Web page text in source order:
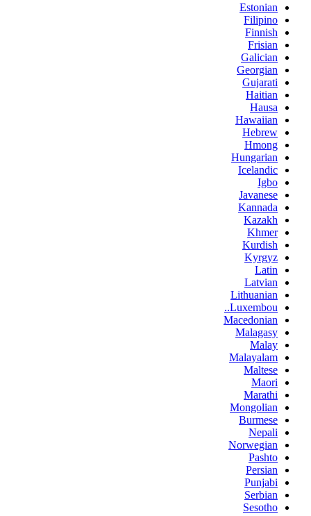
Estonian
Filipino
Finnish
Frisian
Galician
Georgian
Gujarati
Haitian
Hausa
Hawaiian
Hebrew
Hmong
Hungarian
Icelandic
Igbo
Javanese
Kannada
Kazakh
Khmer
Kurdish
Kyrgyz
Latin
Latvian
Lithuanian
Luxembou..
Macedonian
Malagasy
Malay
Malayalam
Maltese
Maori
Marathi
Mongolian
Burmese
Nepali
Norwegian
Pashto
Persian
Punjabi
Serbian
Sesotho